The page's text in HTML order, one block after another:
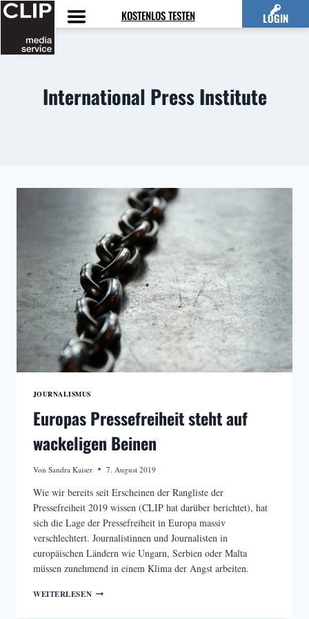
Zum
Inhalt
springen
KOSTENLOS TESTEN LOGIN
International Press Institute
JOURNALISMUS
Europas Pressefreiheit steht auf
wackeligen Beinen
Von Sandra Kaiser 7. August 2019
Wie wir bereits seit Erscheinen der Rangliste der
Pressefreiheit 2019 wissen (CLIP hat darüber berichtet), hat
sich die Lage der Pressefreiheit in Europa massiv
verschlechtert. Journalistinnen und Journalisten in
europäischen Ländern wie Ungarn, Serbien oder Malta
müssen zunehmend in einem Klima der Angst arbeiten.
WEITERLESENEUROPAS